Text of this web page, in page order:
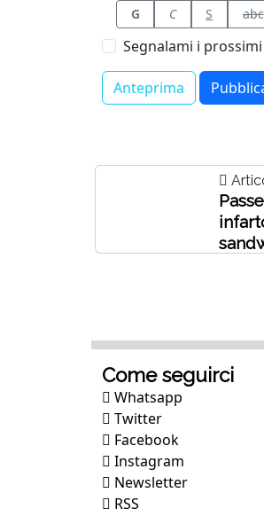
G C S abc
Segnalami i
Come seguirci
Whatsapp
Twitter
Facebook
Instagram
Newsletter
RSS